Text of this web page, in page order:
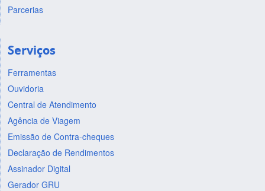
Parcerias
Serviços
Ferramentas
Ouvidoria
Central de Atendimento
Agência de Viagem
Emissão de Contra-cheques
Declaração de Rendimentos
Assinador Digital
Gerador GRU